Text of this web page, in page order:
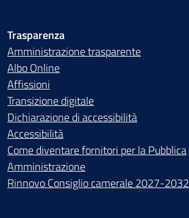
Trasparenza
Amministrazione trasparente
Albo Online
Affissioni
Transizione digitale
Dichiarazione di accessibilità
Accessibilità
Come diventare fornitori per la Pubblica
Amministrazione
Rinnovo Consiglio camerale 2027-2032